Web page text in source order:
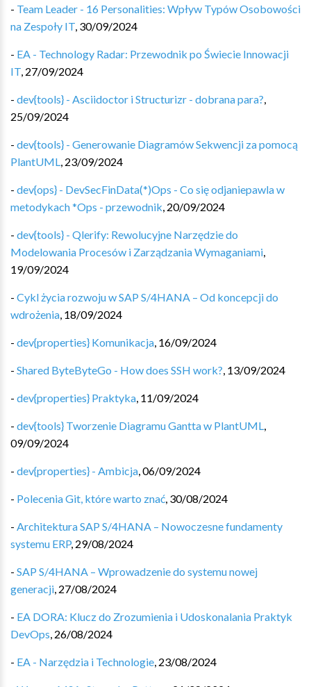
- Team Leader - 16 Personalities: Wpływ Typów Osobowości
na Zespoły IT, 30/09/2024
- EA - Technology Radar: Przewodnik po Świecie Innowacji
IT, 27/09/2024
- dev{tools} - Asciidoctor i Structurizr - dobrana para?,
25/09/2024
- dev{tools} - Generowanie Diagramów Sekwencji za pomocą
PlantUML, 23/09/2024
- dev{ops} - DevSecFinData(*)Ops - Co się odjaniepawla w
metodykach *Ops - przewodnik, 20/09/2024
- dev{tools} - Qlerify: Rewolucyjne Narzędzie do
Modelowania Procesów i Zarządzania Wymaganiami,
19/09/2024
- Cykl życia rozwoju w SAP S/4HANA – Od koncepcji do
wdrożenia, 18/09/2024
- dev{properties} Komunikacja, 16/09/2024
- Shared ByteByteGo - How does SSH work?, 13/09/2024
- dev{properties} Praktyka, 11/09/2024
- dev{tools} Tworzenie Diagramu Gantta w PlantUML,
09/09/2024
- dev{properties} - Ambicja,06/09/2024
- Polecenia Git, które warto znać, 30/08/2024
- Architektura SAP S/4HANA – Nowoczesne fundamenty
systemu ERP, 29/08/2024
- SAP S/4HANA – Wprowadzenie do systemu nowej
generacji, 27/08/2024
- EA DORA: Klucz do Zrozumienia i Udoskonalania Praktyk
DevOps, 26/08/2024
- EA - Narzędzia i Technologie, 23/08/2024